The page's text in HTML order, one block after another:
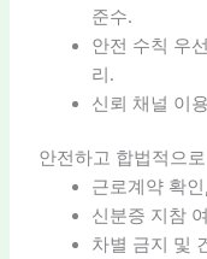
준수.
안전 수칙 우
리.
신뢰 채널 이
안전하고 합법적으
근로계약 확
신분증 지참
차별 금지 및